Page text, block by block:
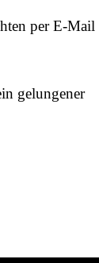
per E-Mail
gelungener